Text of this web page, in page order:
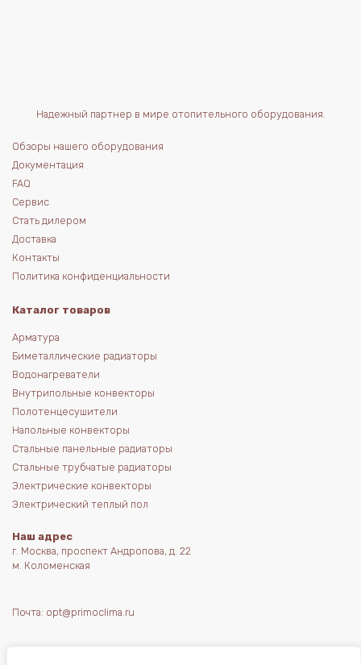
Надежный партнер в мире отопительного оборудования.
Обзоры нашего оборудования
Документация
FAQ
Сервис
Стать дилером
Доставка
Контакты
Политика конфиденциальности
Каталог товаров
Арматура
Биметаллические радиаторы
Водонагреватели
Внутрипольные конвекторы
Полотенцесушители
Напольные конвекторы
Стальные панельные радиаторы
Стальные трубчатые радиаторы
Электрические конвекторы
Электрический теплый пол
Наш адрес
г. Москва, проспект Андропова, д. 22
м. Коломенская
Почта: opt@primoclima.ru